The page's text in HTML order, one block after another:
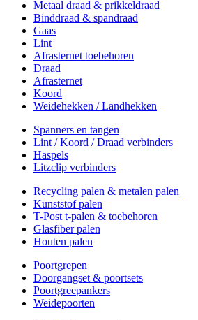
Metaal draad & prikkeldraad
Binddraad & spandraad
Gaas
Lint
Afrasternet toebehoren
Draad
Afrasternet
Koord
Weidehekken / Landhekken
Spanners en tangen
Lint / Koord / Draad verbinders
Haspels
Litzclip verbinders
Recycling palen & metalen palen
Kunststof palen
T-Post t-palen & toebehoren
Glasfiber palen
Houten palen
Poortgrepen
Doorgangset & poortsets
Poortgreepankers
Weidepoorten